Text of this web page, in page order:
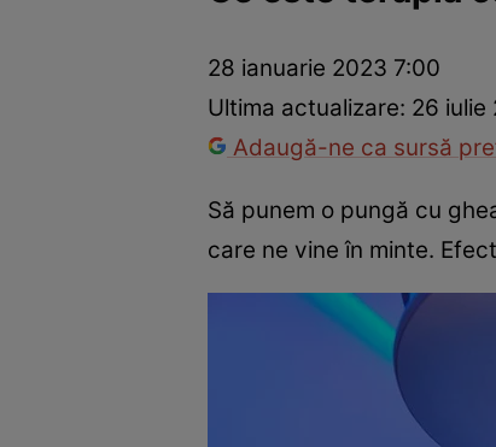
Prevenție și tratamentRemedii naturisteMedicii
28 ianuarie 2023 7:00
Ultima actualizare: 26 iulie
Adaugă-ne ca sursă
Să punem o pungă cu
care ne vine în minte.